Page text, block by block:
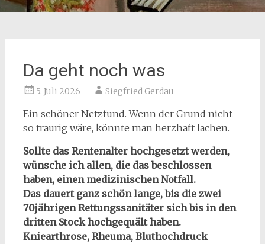
Da geht noch was
5. Juli 2026 Siegfried Gerdau
Ein schöner Netzfund. Wenn der Grund nicht
so traurig wäre, könnte man herzhaft lachen.
Sollte das Rentenalter hochgesetzt werden,
wünsche ich allen, die das beschlossen
haben, einen medizinischen Notfall.
Das dauert ganz schön lange, bis die zwei
70jährigen Rettungssanitäter sich bis in den
dritten Stock hochgequält haben.
Kniearthrose, Rheuma, Bluthochdruck